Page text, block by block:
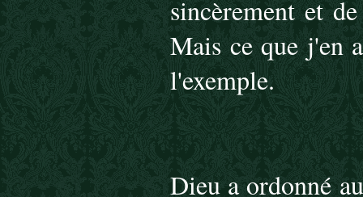
sincèrement et
Mais ce que j'en
l'exemple.
Dieu a ordonné